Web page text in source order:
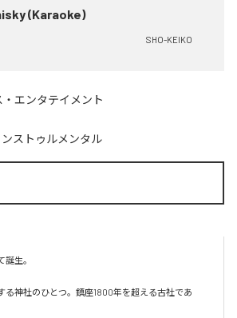
(Karaoke)
SHO-KEIKO
エンタテイメント
ンストゥルメンタル
生。
る神社のひとつ。鎮座1800年を超える古社であ